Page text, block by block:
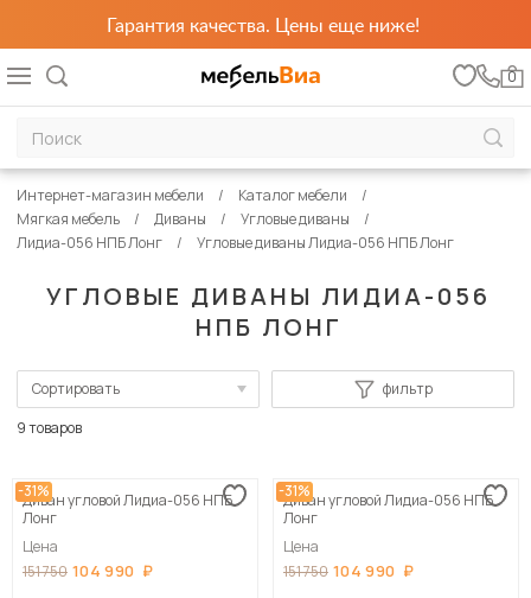
Гарантия качества. Цены еще ниже!
0
УГЛОВЫЕ ДИВАНЫ ЛИДИА-056
НПБ ЛОНГ
Интернет-магазин мебели
Каталог мебели
Мягкая мебель
Диваны
Угловые диваны
Лидиа-056 НПБ Лонг
Угловые диваны Лидиа-056 НПБ Лонг
Сортировать
Сначала дорогие
фильтр
9 товаров
-31%
Диван угловой Лидиа-056 НПБ
Лонг
Цена
151 750 104 990
-31%
Диван угловой Лидиа-056 НПБ
Лонг
Цена
151 750 104 990